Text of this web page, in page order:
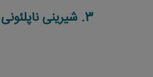
3. شیرینی ناپلئونی